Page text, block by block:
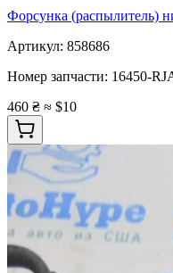
Форсунка (распылитель)
Артикул: 858686
Номер запчасти: 16450-
460 ₴ ≈ $10